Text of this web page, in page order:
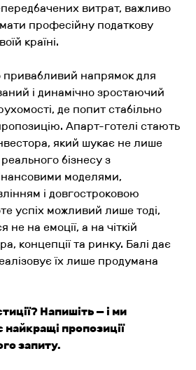
витрат, важливо
професійну податкову
країні.
привабливий напрямок для
і динамічно зростаючий
де попит стабільно
Апарт-готелі стають
який шукає не лише
бізнесу з
моделями,
і довгостроковою
успіх можливий лише тоді,
не на емоції, а на чіткій
концепції та ринку. Балі дає
їх лише продумана
Напишіть — і ми
найкращі пропозиції
запиту.